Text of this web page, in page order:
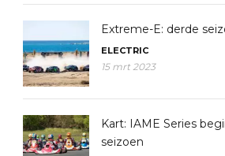
Extreme-E: derde
ELECTRIC
15 mrt 2023
Kart: IAME Series
seizoen